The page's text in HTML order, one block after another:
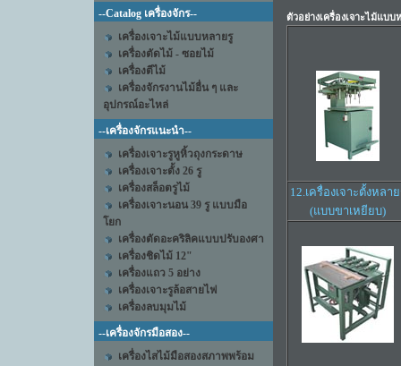
--Catalog เครื่องจักร--
เครื่องเจาะไม้แบบหลายรู
เครื่องตัดไม้ - ซอยไม้
เครื่องตีไม้
เครื่องจักรงานไม้อื่น ๆ และ
อุปกรณ์อะไหล่
--เครื่องจักรแนะนำ--
เครื่องเจาะรูหูหิ้วถุงกระดาษ
เครื่องเจาะตั้ง 26 รู
เครื่องสล็อตรูไม้
เครื่องเจาะนอน 39 รู แบบมือ
โยก
เครื่องตัดอะคริลิคแบบปรับองศา
เครื่องชิดไม้ 12"
เครื่องแถว 5 อย่าง
เครื่องเจาะรูล้อสายไฟ
เครื่องลบมุมไม้
--เครื่องจักรมือสอง--
เครื่องไสไม้มือสองสภาพพร้อม
ตัวอย่างเครื่องเจาะไม้แบบ
12.เครื่องเจาะตั้งหลา
(แบบขาเหยียบ)